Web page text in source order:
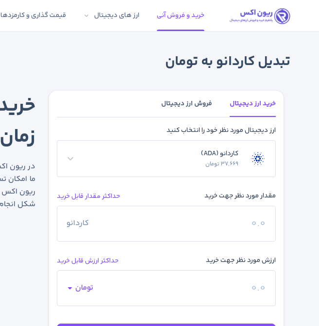
خرید و فروش آنی ارز های دیجیتال قیمت گذاری و کارمزدها
تبدیل کاردانو به تومان
در ریون
ما امکان
ریون اکس
شکل
خرید ارز دیجیتال فروش ارز دیجیتال
ارز دیجیتال مورد نظر خود را انتخاب کنید
کاردانو (ADA)
37,669 تومان
مقدار مورد نظر جهت خرید حداکثر مقدار قابل خرید
کاردانو
ارزش مورد نظر جهت خرید حداکثر ارزش قابل خرید
تومان